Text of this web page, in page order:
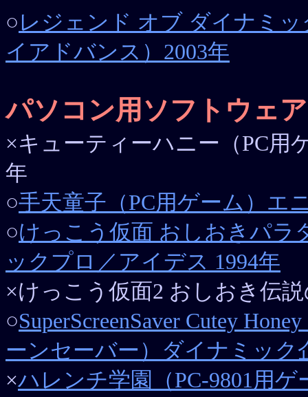
○レジェンド オブ ダイナミ
イアドバンス）2003年
パソコン用ソフトウェア
×キューティーハニー（PC用
年
○手天童子（PC用ゲーム）エ
○けっこう仮面 おしおきパラ
ックプロ／アイデス 1994年
×けっこう仮面2 おしおき伝
○SuperScreenSaver Cutey
ーンセーバー）ダイナミック
×ハレンチ学園（PC-9801用